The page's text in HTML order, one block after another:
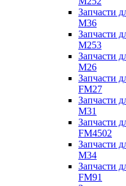
Запчасти
M36
Запчасти
M253
Запчасти
M26
Запчасти
FM27
Запчасти
M31
Запчасти
FM4502
Запчасти
M34
Запчасти
FM91